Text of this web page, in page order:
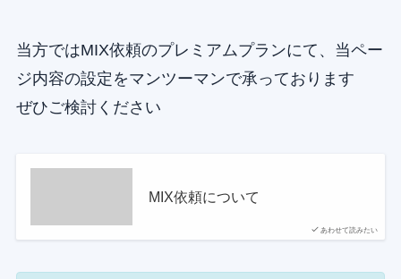
当方ではMIX依頼のプレミアムプランにて、当ペー
ジ内容の設定をマンツーマンで承っております
ぜひご検討ください
あわせて読みたい
MIX依頼について